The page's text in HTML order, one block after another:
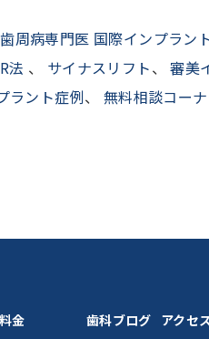
周病専門医 国際インプラン
法 、 サイナスリフト、 審美
ラント症例、 無料相談コー
料金 歯科ブログ アクセ